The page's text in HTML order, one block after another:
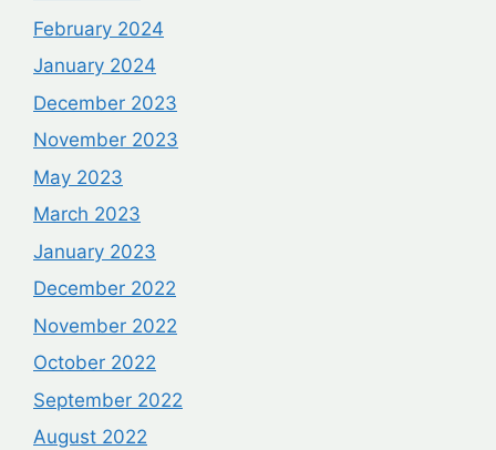
February 2024
January 2024
December 2023
November 2023
May 2023
March 2023
January 2023
December 2022
November 2022
October 2022
September 2022
August 2022